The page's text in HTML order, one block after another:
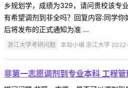
乡规划学，成绩为329，请问贵校该专
有希望调剂到非全吗？回复内容:同学你
后将发布的正式通知为准 ...
浙江大学考研问题 本站小编 浙江大学
非第一志愿调剂到专业本科 工程